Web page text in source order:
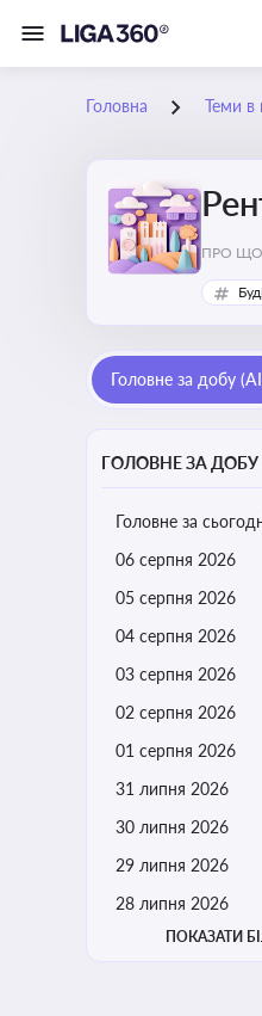
Головна Теми в
ПРО ЩО
Головне за добу
ГОЛОВНЕ ЗА ДОБУ
Головне за
06 серпня 2026
05 серпня 2026
04 серпня 2026
03 серпня 2026
02 серпня 2026
01 серпня 2026
31 липня 2026
30 липня 2026
29 липня 2026
28 липня 2026
ПОКАЗАТИ